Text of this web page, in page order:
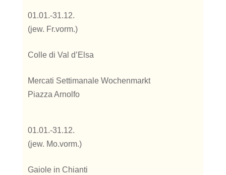
01.01.-31.12.
(jew. Fr.vorm.)
Colle di Val d’Elsa
Mercati Settimanale Wochenmarkt
Piazza Arnolfo
01.01.-31.12.
(jew. Mo.vorm.)
Gaiole in Chianti